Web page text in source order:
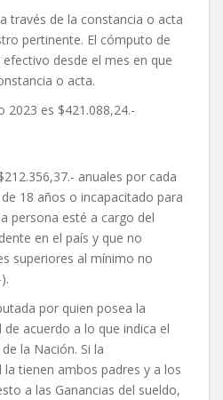
través de la constancia o acta
pertinente. El cómputo de
desde el mes en que
o acta.
2023 es $421.088,24.-
anuales por cada
18 años o incapacitado para
persona esté a cargo del
en el país y que no
superiores al mínimo no
por quien posea la
acuerdo a lo que indica el
la Nación. Si la
tienen ambos padres y a los
a las Ganancias del sueldo,